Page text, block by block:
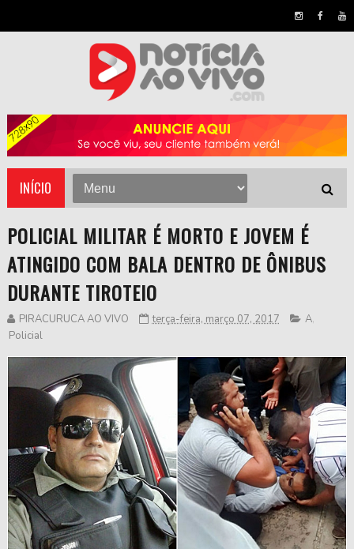
INÍCIO
POLICIAL MILITAR É MORTO E JOVEM É
ATINGIDO COM BALA DENTRO DE ÔNIBUS
DURANTE TIROTEIO
PIRACURUCA AO VIVO terça-feira, março 07, 2017 A,
Policial